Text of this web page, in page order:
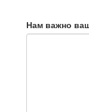
Нам важно